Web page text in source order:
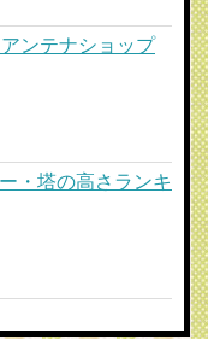
ンテナショップ
・塔の高さランキ